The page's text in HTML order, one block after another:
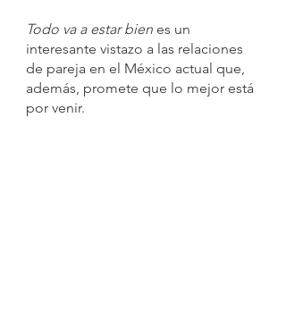
Todo va a estar bien es un
interesante vistazo a las relaciones
de pareja en el México actual que,
además, promete que lo mejor está
por venir.